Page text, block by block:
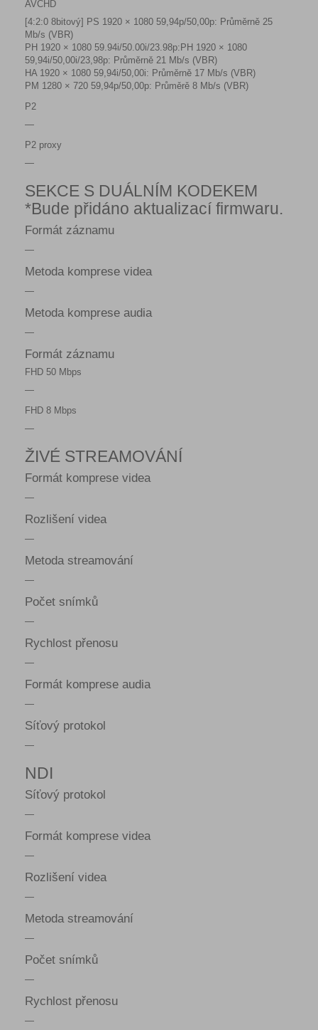
AVCHD
[4:2:0 8bitový] PS 1920 × 1080 59,94p/50,00p: Průměrně 25
Mb/s (VBR)
PH 1920 × 1080 59.94i/50.00i/23.98p:PH 1920 × 1080
59,94i/50,00i/23,98p: Průměrně 21 Mb/s (VBR)
HA 1920 × 1080 59,94i/50,00i: Průměrně 17 Mb/s (VBR)
PM 1280 × 720 59,94p/50,00p: Průměrě 8 Mb/s (VBR)
P2
—
P2 proxy
—
SEKCE S DUÁLNÍM KODEKEM
*Bude přidáno aktualizací firmwaru.
Formát záznamu
—
Metoda komprese videa
—
Metoda komprese audia
—
Formát záznamu
FHD 50 Mbps
—
FHD 8 Mbps
—
ŽIVÉ STREAMOVÁNÍ
Formát komprese videa
—
Rozlišení videa
—
Metoda streamování
—
Počet snímků
—
Rychlost přenosu
—
Formát komprese audia
—
Síťový protokol
—
NDI
Síťový protokol
—
Formát komprese videa
—
Rozlišení videa
—
Metoda streamování
—
Počet snímků
—
Rychlost přenosu
—